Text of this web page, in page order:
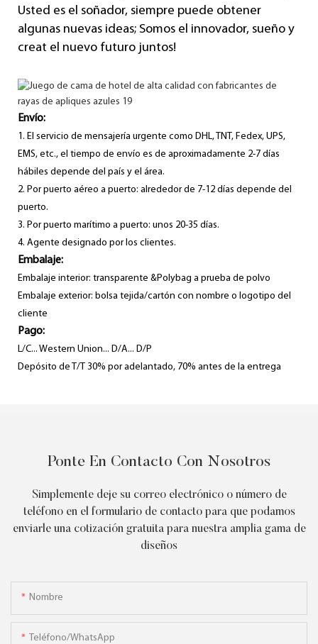
Usted es el soñador, siempre puede obtener
algunas nuevas ideas; Somos el innovador, sueño y
creat el nuevo futuro juntos!
Envío:
1. El servicio de mensajería urgente como DHL, TNT, Fedex, UPS,
EMS, etc., el tiempo de envío es de aproximadamente 2-7 días
hábiles depende del país y el área.
2. Por puerto aéreo a puerto: alrededor de 7-12 días depende del
puerto.
3. Por puerto marítimo a puerto: unos 20-35 días.
4. Agente designado por los clientes.
Embalaje:
Embalaje interior: transparente &Polybag a prueba de polvo
Embalaje exterior: bolsa tejida/cartón con nombre o logotipo del
cliente
Pago:
L/C... Western Union... D/A... D/P
Depósito de T/T 30% por adelantado, 70% antes de la entrega
Ponte En Contacto Con Nosotros
Simplemente deje su correo electrónico o número de
teléfono en el formulario de contacto para que podamos
enviarle una cotización gratuita para nuestra amplia gama de
diseños
Nombre
Teléfono/WhatsApp